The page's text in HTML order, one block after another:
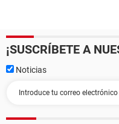
¡SUSCRÍBETE A
Noticias